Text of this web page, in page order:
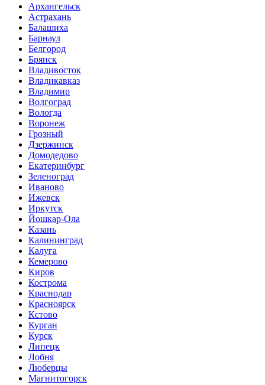
Архангельск
Астрахань
Балашиха
Барнаул
Белгород
Брянск
Владивосток
Владикавказ
Владимир
Волгоград
Вологда
Воронеж
Грозный
Дзержинск
Домодедово
Екатеринбург
Зеленоград
Иваново
Ижевск
Иркутск
Йошкар-Ола
Казань
Калининград
Калуга
Кемерово
Киров
Кострома
Краснодар
Красноярск
Кстово
Курган
Курск
Липецк
Лобня
Люберцы
Магнитогорск